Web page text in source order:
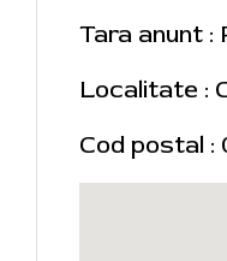
Tara anunt :
Localitate :
Cod postal :